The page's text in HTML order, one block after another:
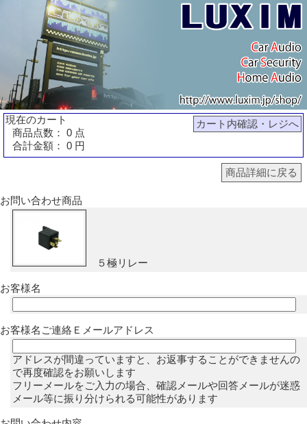
カート内確認・レジへ
現在のカート
商品点数： 0 点
合計金額： 0 円
商品詳細に戻る
お問い合わせ商品
５極リレー
お客様名
お客様名ご連絡Ｅメールアドレス
アドレスが間違っていますと、お返事することができませんの
で再度確認をお願いします
フリーメールをご入力の場合、確認メールや回答メールが迷惑
メール等に振り分けられる可能性があります